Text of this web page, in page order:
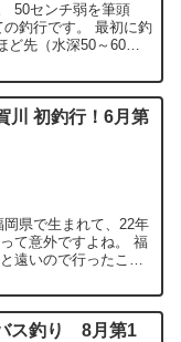
50センチ弱を筆頭
釣行です。 最初に釣
ど先（水深50～60セ
川 初釣行！6月第
県で生まれて、22年
て意外ですよね。 福
遠いので行ったこと
ス釣り 8月第1